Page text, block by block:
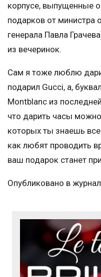
корпусе, выпущенные
подарков от министра
генерала Павла
из вечеринок.
Сам я тоже люблю
подарил Gucci, а,
Montblanc из
что дарить часы
которых ты знаешь
как любят проводить
ваш подарок станет
Опубликовано в